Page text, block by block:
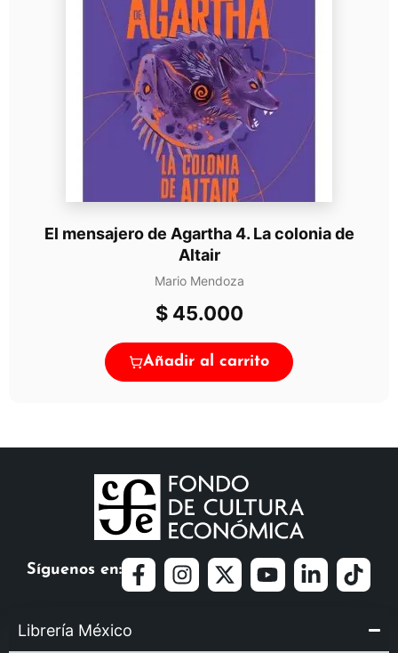
El mensajero de Agartha 4. La colonia de
Altair
Mario Mendoza
$45.000
Añadir al carrito
Síguenos en:
Librería México